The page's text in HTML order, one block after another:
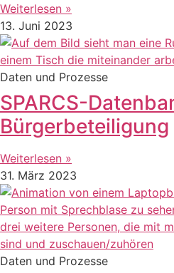
Weiterlesen »
13. Juni 2023
Daten und Prozesse
SPARCS-
Bürgerbeteiligung
Weiterlesen »
31. März 2023
Daten und Prozesse